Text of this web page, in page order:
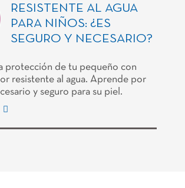
RESISTENTE AL AGUA
PARA NIÑOS: ¿ES
SEGURO Y NECESARIO?
protección de tu pequeño con
resistente al agua. Aprende por
y seguro para su piel.